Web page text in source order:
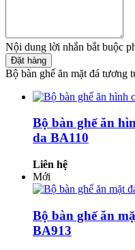
Nội dung lời nhắn bắt buộc
Đặt hàng
Bộ bàn ghế ăn mặt đá tương
Bộ bàn ghế ăn
da BA110
Liên hệ
Mới
Bộ bàn ghế ăn
BA913